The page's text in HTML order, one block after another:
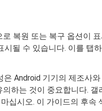
복원 또는 복구 옵션이
시될 수 있습니다. 이를 탭
Android 기기의 제조사
하는 것이 중요합니다.
십시오. 이 가이드의 후속